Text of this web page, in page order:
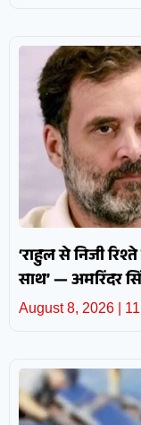
‘राहुल से निजी
साथ’ — अमरिंदर
August 8, 2026